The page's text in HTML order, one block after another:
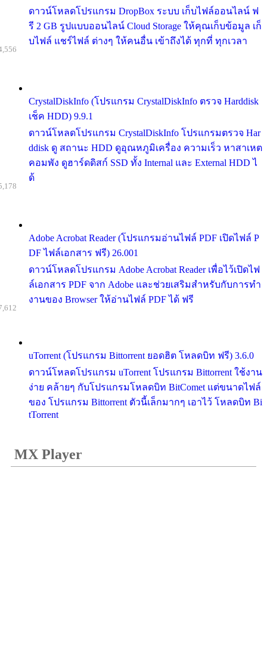
ดาวน์โหลดโปรแกรม DropBox ระบบ เก็บไฟล์ออนไลน์ ฟ
รี 2 GB รูปแบบออนไลน์ Cloud Storage ให้คุณเก็บข้อมูล เก็
บไฟล์ แชร์ไฟล์ ต่างๆ ให้คนอื่น เข้าถึงได้ ทุกที่ ทุกเวลา
CrystalDiskInfo (โปรแกรม CrystalDiskInfo ตรวจ Harddisk
เช็ค HDD) 9.9.1
ดาวน์โหลดโปรแกรม CrystalDiskInfo โปรแกรมตรวจ Har
ddisk ดู สถานะ HDD ดูอุณหภูมิเครื่อง ความเร็ว หาสาเหต
คอมพัง ดูฮาร์ดดิสก์ SSD ทั้ง Internal และ External HDD ไ
ด้
Adobe Acrobat Reader (โปรแกรมอ่านไฟล์ PDF เปิดไฟล์ P
DF ไฟล์เอกสาร ฟรี) 26.001
ดาวน์โหลดโปรแกรม Adobe Acrobat Reader เพื่อไว้เปิดไฟ
ล์เอกสาร PDF จาก Adobe และช่วยเสริมสำหรับกับการทำ
งานของ Browser ให้อ่านไฟล์ PDF ได้ ฟรี
uTorrent (โปรแกรม Bittorrent ยอดฮิต โหลดบิท ฟรี) 3.6.0
ดาวน์โหลดโปรแกรม uTorrent โปรแกรม Bittorrent ใช้งาน
ง่าย คล้ายๆ กับโปรแกรมโหลดบิท BitComet แต่ขนาดไฟล์
ของ โปรแกรม Bittorrent ตัวนี้เล็กมากๆ เอาไว้ โหลดบิท Bi
tTorrent
MX Player